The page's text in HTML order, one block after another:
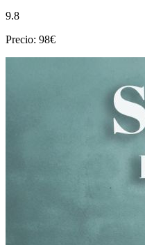
9.8
Precio: 98€